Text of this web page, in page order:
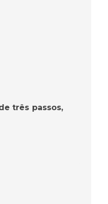
três passos,